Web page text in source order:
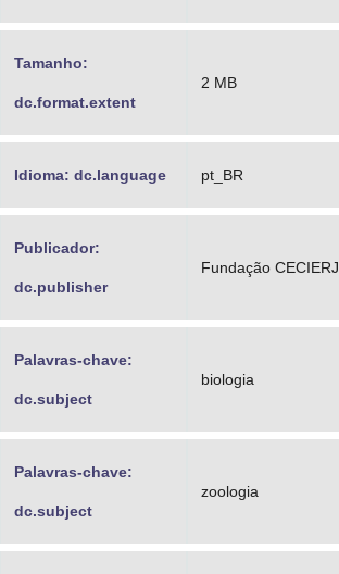
Tamanho:
dc.format.extent
2 MB
Idioma: dc.language pt_BR
Publicador:
dc.publisher
Fundação CECIERJ
Palavras-chave:
dc.subject
biologia
Palavras-chave:
dc.subject
zoologia